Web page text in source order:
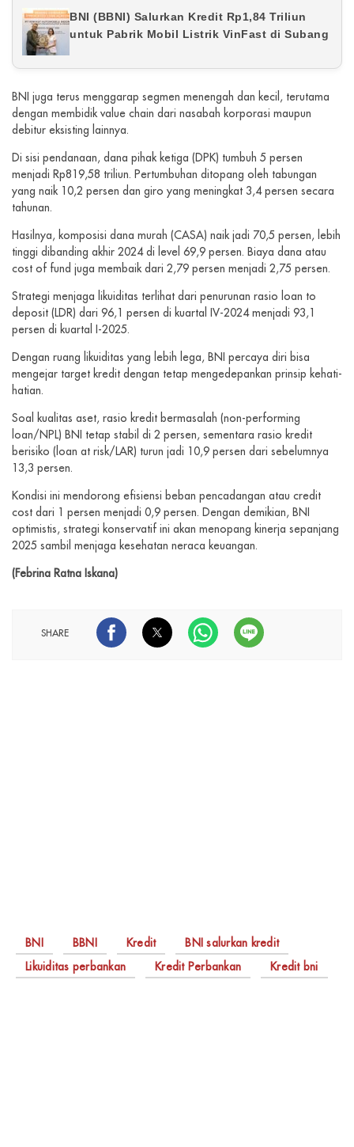
BNI (BBNI) Salurkan Kredit Rp1,84 Triliun
untuk Pabrik Mobil Listrik VinFast di Subang
BNI juga terus menggarap segmen menengah dan kecil, terutama
dengan membidik value chain dari nasabah korporasi maupun
debitur eksisting lainnya.
Di sisi pendanaan, dana pihak ketiga (DPK) tumbuh 5 persen
menjadi Rp819,58 triliun. Pertumbuhan ditopang oleh tabungan
yang naik 10,2 persen dan giro yang meningkat 3,4 persen secara
tahunan.
Hasilnya, komposisi dana murah (CASA) naik jadi 70,5 persen, lebih
tinggi dibanding akhir 2024 di level 69,9 persen. Biaya dana atau
cost of fund juga membaik dari 2,79 persen menjadi 2,75 persen.
Strategi menjaga likuiditas terlihat dari penurunan rasio loan to
deposit (LDR) dari 96,1 persen di kuartal IV-2024 menjadi 93,1
persen di kuartal I-2025.
Dengan ruang likuiditas yang lebih lega, BNI percaya diri bisa
mengejar target kredit dengan tetap mengedepankan prinsip kehati-
hatian.
Soal kualitas aset, rasio kredit bermasalah (non-performing
loan/NPL) BNI tetap stabil di 2 persen, sementara rasio kredit
berisiko (loan at risk/LAR) turun jadi 10,9 persen dari sebelumnya
13,3 persen.
Kondisi ini mendorong efisiensi beban pencadangan atau credit
cost dari 1 persen menjadi 0,9 persen. Dengan demikian, BNI
optimistis, strategi konservatif ini akan menopang kinerja sepanjang
2025 sambil menjaga kesehatan neraca keuangan.
(Febrina Ratna Iskana)
SHARE
BNI BBNI Kredit
BNI salurkan kredit
Likuiditas perbankan
Kredit Perbankan Kredit bni